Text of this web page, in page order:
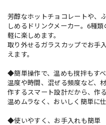
芳醇なホットチョコレートや、
しめるドリンクメーカー。6種
軽に楽しめます。
取り外せるガラスカップでお手
えます。
◆簡単操作で、温めも撹拌もす
温度や時間、混ぜる頻度など、
作するスマート設計だから、作
温めムラなく、おいしく簡単に仕
◆使いやすく、お手入れも簡単